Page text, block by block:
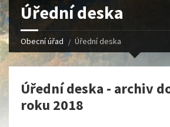
Úřední deska
Obecní úřad Úřední deska
Úřední deska - archiv
roku 2018